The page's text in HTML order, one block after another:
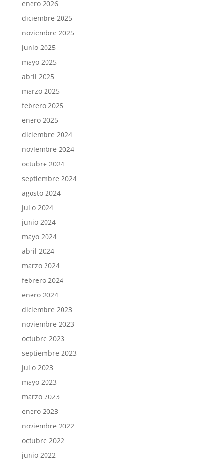
enero 2026
diciembre 2025
noviembre 2025
junio 2025
mayo 2025
abril 2025
marzo 2025
febrero 2025
enero 2025
diciembre 2024
noviembre 2024
octubre 2024
septiembre 2024
agosto 2024
julio 2024
junio 2024
mayo 2024
abril 2024
marzo 2024
febrero 2024
enero 2024
diciembre 2023
noviembre 2023
octubre 2023
septiembre 2023
julio 2023
mayo 2023
marzo 2023
enero 2023
noviembre 2022
octubre 2022
junio 2022